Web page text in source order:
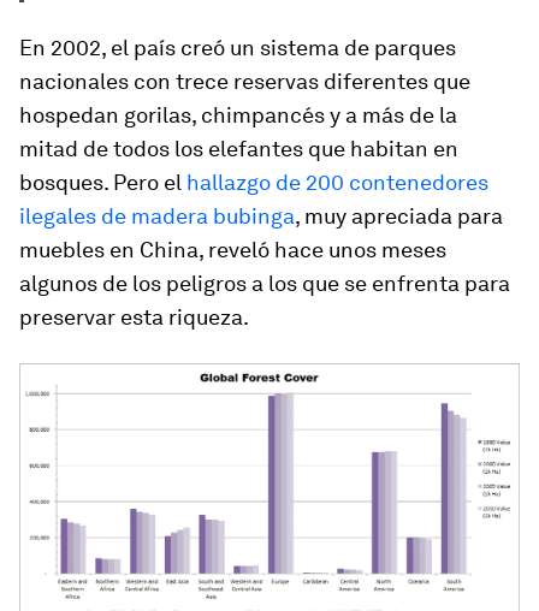
En 2002, el país creó un sistema de parques
nacionales con trece reservas diferentes que
hospedan gorilas, chimpancés y a más de la
mitad de todos los elefantes que habitan en
bosques. Pero el hallazgo de 200 contenedores
ilegales de madera bubinga, muy apreciada para
muebles en China, reveló hace unos meses
algunos de los peligros a los que se enfrenta para
preservar esta riqueza.